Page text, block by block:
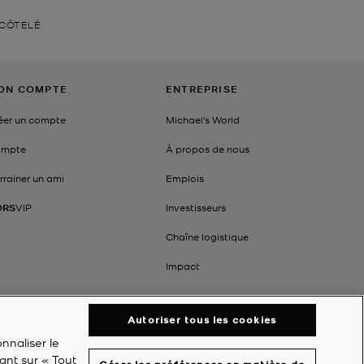
COMPTE
un compte
un ami
VIP
ENTREPRISE
Michael's World
À propos de nous
Emplois
Investisseurs
Chaîne logistique
Impact
le
sur « Tout
Autoriser tous les cookies